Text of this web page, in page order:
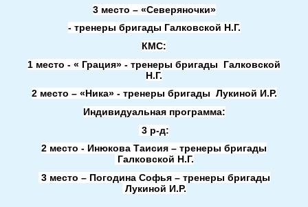
3 место – «Северяночки»
- тренеры бригады Галковской Н.Г.
КМС:
1 место - « Грация» - тренеры бригады Галковской
Н.Г.
2 место – «Ника» - тренеры бригады Лукиной И.Р.
Индивидуальная программа:
3 р-д:
2 место - Инюкова Таисия – тренеры бригады
Галковской Н.Г.
3 место – Погодина Софья – тренеры бригады
Лукиной И.Р.